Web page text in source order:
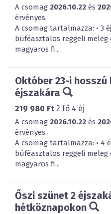
A csomag 2026.10.22 és
érvényes.
A csomag tartalmazza: • 3
büféasztalos reggeli meleg
magyaros fi...
Október 23-i hosszú
éjszakára
219 980 Ft 2 fő 4 éj
A csomag 2026.10.22 és
érvényes.
A csomag tartalmazza: • 4
büféasztalos reggeli meleg
magyaros fi...
Őszi szünet 2
hétköznapokon